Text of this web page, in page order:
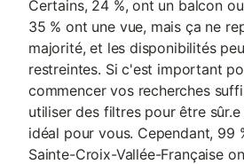
Certains, 24 %, ont un balcon
35 % ont une vue, mais ça ne
majorité, et les disponibilités
restreintes. Si c'est important
commencer vos recherches
utiliser des filtres pour être
idéal pour vous. Cependant, 99
Sainte-Croix-Vallée-Française